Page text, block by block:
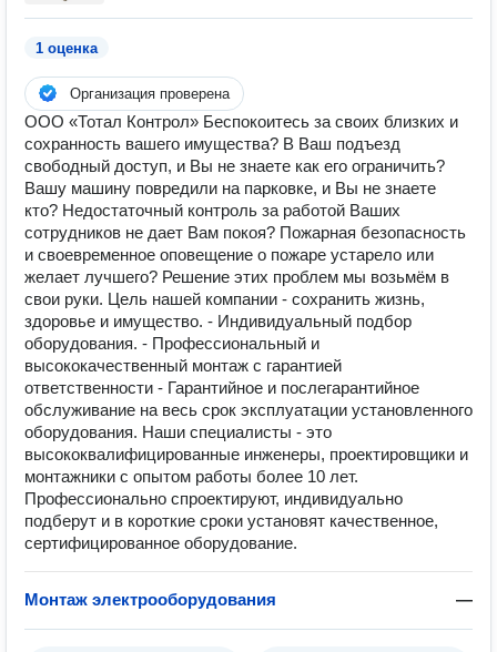
1 оценка
Организация проверена
ООО «Тотал Контрол» Беспокоитесь за своих близких и
сохранность вашего имущества? В Ваш подъезд
свободный доступ, и Вы не знаете как его ограничить?
Вашу машину повредили на парковке, и Вы не знаете
кто? Недостаточный контроль за работой Ваших
сотрудников не дает Вам покоя? Пожарная безопасность
и своевременное оповещение о пожаре устарело или
желает лучшего? Решение этих проблем мы возьмём в
свои руки. Цель нашей компании - сохранить жизнь,
здоровье и имущество. - Индивидуальный подбор
оборудования. - Профессиональный и
высококачественный монтаж с гарантией
ответственности - Гарантийное и послегарантийное
обслуживание на весь срок эксплуатации установленного
оборудования. Наши специалисты - это
высококвалифицированные инженеры, проектировщики и
монтажники с опытом работы более 10 лет.
Профессионально спроектируют, индивидуально
подберут и в короткие сроки установят качественное,
сертифицированное оборудование.
Монтаж электрооборудования —